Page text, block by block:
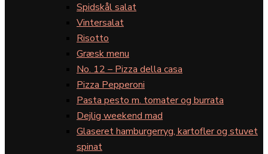
Spidskål salat
Vintersalat
Risotto
Græsk menu
No. 12 – Pizza della casa
Pizza Pepperoni
Pasta pesto m. tomater og burrata
Dejlig weekend mad
Glaseret hamburgerryg, kartofler og stuvet
spinat